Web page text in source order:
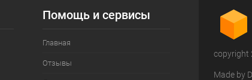
Помощь и сервисы
Главная
Отзывы
copyright
Made by